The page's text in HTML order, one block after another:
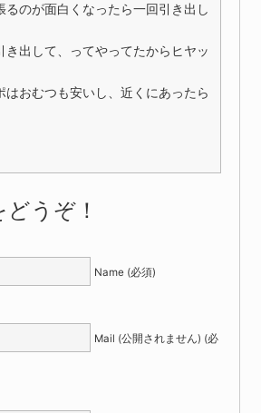
るのが面白くなったら一回引き出し
き出して、ってやってたからヒヤッ
はおむつも安いし、近くにあったら
うぞ！
Name (必須)
Mail (公開されません) (必